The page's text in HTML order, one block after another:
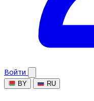
Войти
BY RU